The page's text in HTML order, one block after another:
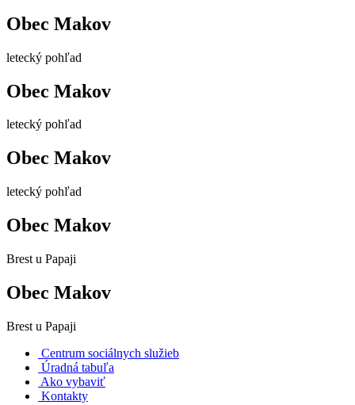
Obec Makov
letecký pohľad
Obec Makov
letecký pohľad
Obec Makov
letecký pohľad
Obec Makov
Brest u Papaji
Obec Makov
Brest u Papaji
Centrum sociálnych služieb
Úradná tabuľa
Ako vybaviť
Kontakty